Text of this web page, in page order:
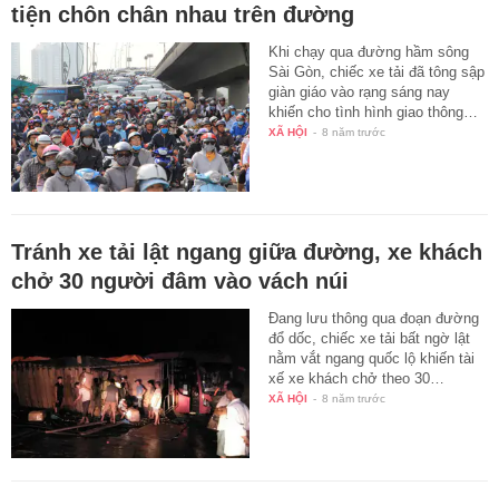
tiện chôn chân nhau trên đường
Khi chạy qua đường hầm sông
Sài Gòn, chiếc xe tải đã tông sập
giàn giáo vào rạng sáng nay
khiến cho tình hình giao thông…
XÃ HỘI - 8 năm trước
Tránh xe tải lật ngang giữa đường, xe khách
chở 30 người đâm vào vách núi
Đang lưu thông qua đoạn đường
đổ dốc, chiếc xe tải bất ngờ lật
nằm vắt ngang quốc lộ khiến tài
xế xe khách chở theo 30…
XÃ HỘI - 8 năm trước